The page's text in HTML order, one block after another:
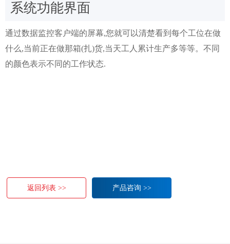
系统功能界面
返回列表 >> 产品咨询 >>
通过数据监控客户端的屏幕,您就可以清楚看到每个工位在做
什么,当前正在做那箱(扎)货,当天工人累计生产多等等。不同
的颜色表示不同的工作状态.